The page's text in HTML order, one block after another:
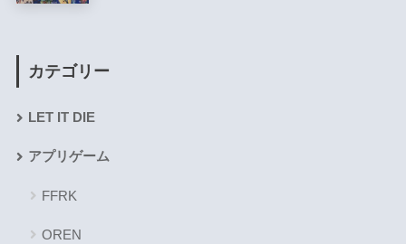
カテゴリー
LET IT DIE
アプリゲーム
FFRK
OREN